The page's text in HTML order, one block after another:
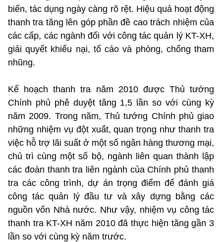
biến, tác dụng ngày càng rõ rệt. Hiệu quả hoạt động
thanh tra tăng lên góp phần đề cao trách nhiệm của
các cấp, các ngành đối với công tác quản lý KT-XH,
giải quyết khiếu nại, tố cáo và phòng, chống tham
nhũng.
Kế hoạch thanh tra năm 2010 được Thủ tướng
Chính phủ phê duyệt tăng 1,5 lần so với cùng kỳ
năm 2009. Trong năm, Thủ tướng Chính phủ giao
những nhiệm vụ đột xuất, quan trọng như thanh tra
việc hỗ trợ lãi suất ở một số ngân hàng thương mại,
chủ trì cùng một số bộ, ngành liên quan thành lập
các đoàn thanh tra liên ngành của Chính phủ thanh
tra các công trình, dự án trọng điểm để đánh giá
công tác quản lý đầu tư và xây dựng bằng các
nguồn vốn Nhà nước. Như vậy, nhiệm vụ công tác
thanh tra KT-XH năm 2010 đã thực hiện tăng gần 3
lần so với cùng kỳ năm trước.